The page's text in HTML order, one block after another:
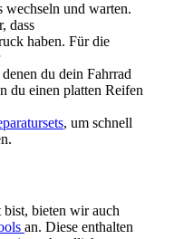
wechseln und warten.
dass
haben. Für die
du dein Fahrrad
du einen platten Reifen
, um schnell
bist, bieten wir auch
an. Diese enthalten